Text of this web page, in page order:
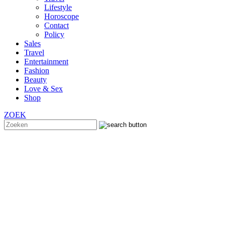
Lifestyle
Horoscope
Contact
Policy
Sales
Travel
Entertainment
Fashion
Beauty
Love & Sex
Shop
ZOEK